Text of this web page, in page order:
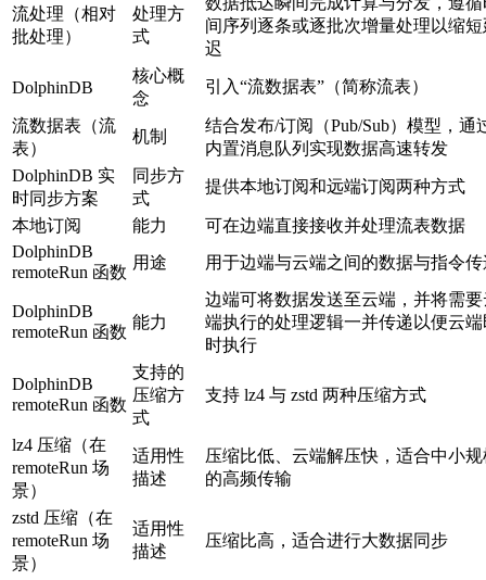
流处理（相对
批处理）
处理方
式
间序列逐条或逐批次增量处理以缩短
迟
DolphinDB
核心概
念
引入“流数据表”（简称流表）
流数据表（流
表）
机制
结合发布/订阅（Pub/Sub）模型，通
内置消息队列实现数据高速转发
DolphinDB 实
时同步方案
同步方
式
提供本地订阅和远端订阅两种方式
本地订阅 能力
可在边端直接接收并处理流表数据
DolphinDB
remoteRun 函数
用途 用于边端与云端之间的数据与指令传
DolphinDB
remoteRun 函数
能力
边端可将数据发送至云端，并将需要
端执行的处理逻辑一并传递以便云端
时执行
DolphinDB
remoteRun 函数
支持的
压缩方
式
支持 lz4 与 zstd 两种压缩方式
lz4 压缩（在
remoteRun 场
景）
适用性
描述
压缩比低、云端解压快，适合中小规
的高频传输
zstd 压缩（在
remoteRun 场
景）
适用性
描述
压缩比高，适合进行大数据同步